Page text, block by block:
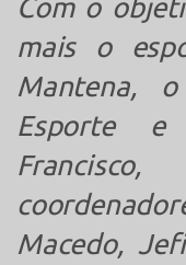
Com o
mais o
Mantena,
Esporte e
Macedo,